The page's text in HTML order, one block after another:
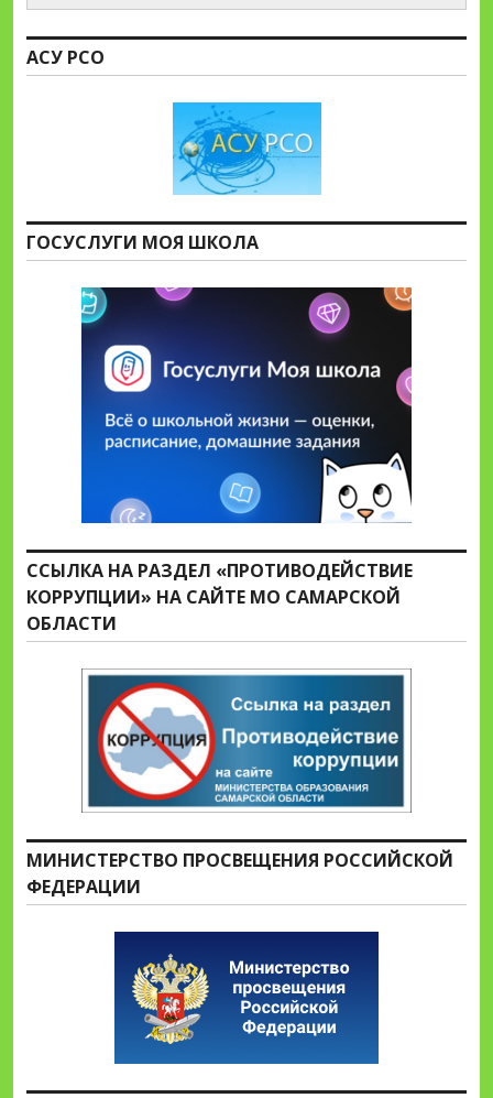
АСУ РСО
ГОСУСЛУГИ МОЯ ШКОЛА
ССЫЛКА НА РАЗДЕЛ «ПРОТИВОДЕЙСТВИЕ
КОРРУПЦИИ» НА САЙТЕ МО САМАРСКОЙ
ОБЛАСТИ
МИНИСТЕРСТВО ПРОСВЕЩЕНИЯ РОССИЙСКОЙ
ФЕДЕРАЦИИ